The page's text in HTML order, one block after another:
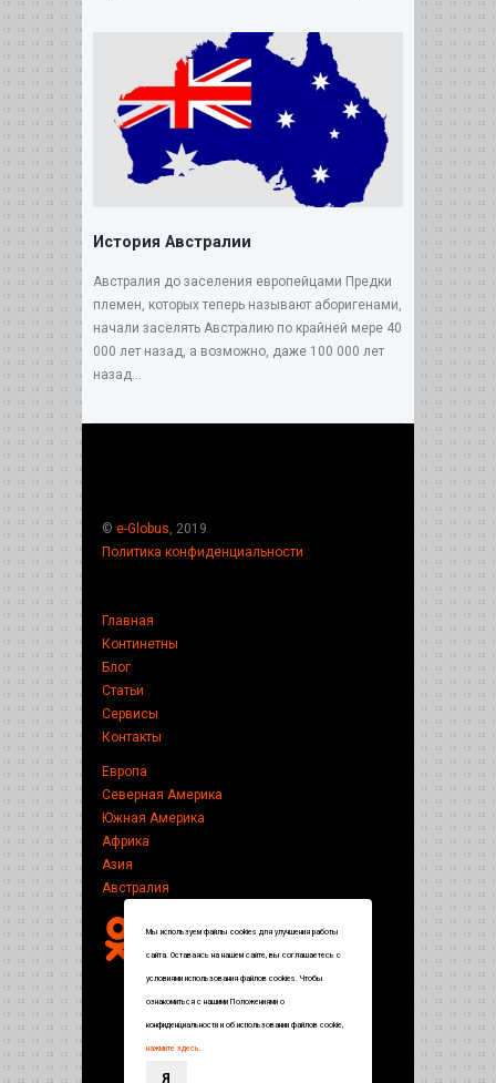
История Австралии
Австралия до заселения европейцами Предки
племен, которых теперь называют аборигенами,
начали заселять Австралию по крайней мере 40
000 лет назад, а возможно, даже 100 000 лет
назад...
© e-Globus , 2019
Политика конфиденциальности
Главная
Континетны
Блог
Статьи
Сервисы
Контакты
Европа
Северная Америка
Южная Америка
Африка
Азия
Австралия
Мы используем файлы cookies для улучшения работы
сайта. Оставаясь на нашем сайте, вы соглашаетесь с
условиями использования файлов cookies. Чтобы
ознакомиться с нашими Положениями о
конфиденциальности и об использовании файлов cookie,
нажмите здесь.
Я